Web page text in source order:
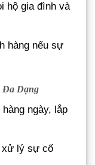
hộ gia đình và
hàng nếu sự
Đa Dạng
ngày, lắp
xử lý sự cố